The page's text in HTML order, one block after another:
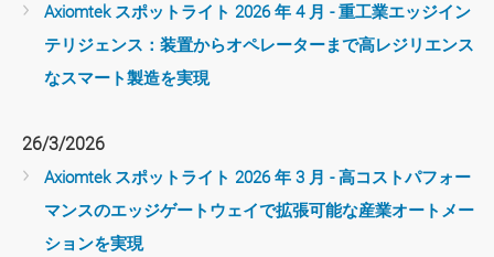
Axiomtek スポットライト 2026 年 4 月 - 重工業エッジイン
テリジェンス：装置からオペレーターまで高レジリエンス
なスマート製造を実現
26/3/2026
Axiomtek スポットライト 2026 年 3 月 - 高コストパフォー
マンスのエッジゲートウェイで拡張可能な産業オートメー
ションを実現